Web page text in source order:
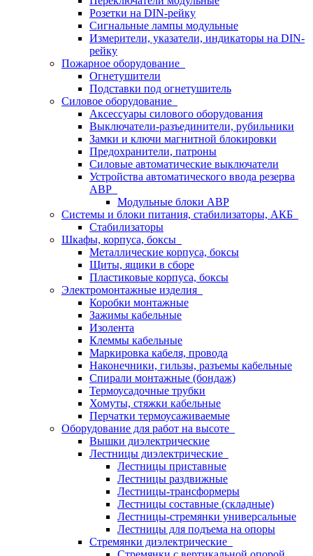
Розетки на DIN-рейку
Сигнальные лампы модульные
Измерители, указатели, индикаторы на DIN-
рейку
Пожарное оборудование
Огнетушители
Подставки под огнетушитель
Силовое оборудование
Аксессуары силового оборудования
Выключатели-разъединители, рубильники
Замки и ключи магнитной блокировки
Предохранители, патроны
Силовые автоматические выключатели
Устройства автоматического ввода резерва
АВР
Модульные блоки АВР
Системы и блоки питания, стабилизаторы, АКБ
Стабилизаторы
Шкафы, корпуса, боксы
Металлические корпуса, боксы
Щиты, ящики в сборе
Пластиковые корпуса, боксы
Электромонтажные изделия
Коробки монтажные
Зажимы кабельные
Изолента
Клеммы кабельные
Маркировка кабеля, провода
Наконечники, гильзы, разъемы кабельные
Спирали монтажные (бондаж)
Термоусадочные трубки
Хомуты, стяжки кабельные
Перчатки термоусаживаемые
Оборудование для работ на высоте
Вышки диэлектрические
Лестницы диэлектрические
Лестницы приставные
Лестницы раздвижные
Лестницы-трансформеры
Лестницы составные (складные)
Лестницы-стремянки универсальные
Лестницы для подъема на опоры
Стремянки диэлектрические